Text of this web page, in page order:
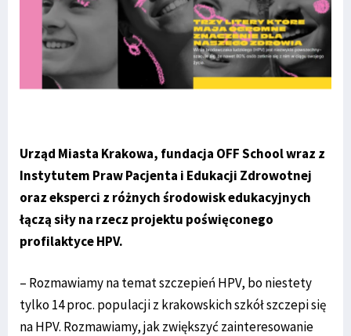
Urząd Miasta Krakowa, fundacja OFF School wraz z
Instytutem Praw Pacjenta i Edukacji Zdrowotnej
oraz eksperci z różnych środowisk edukacyjnych
łączą siły na rzecz projektu poświęconego
profilaktyce HPV.
– Rozmawiamy na temat szczepień HPV, bo niestety
tylko 14 proc. populacji z krakowskich szkół szczepi się
na HPV. Rozmawiamy, jak zwiększyć zainteresowanie